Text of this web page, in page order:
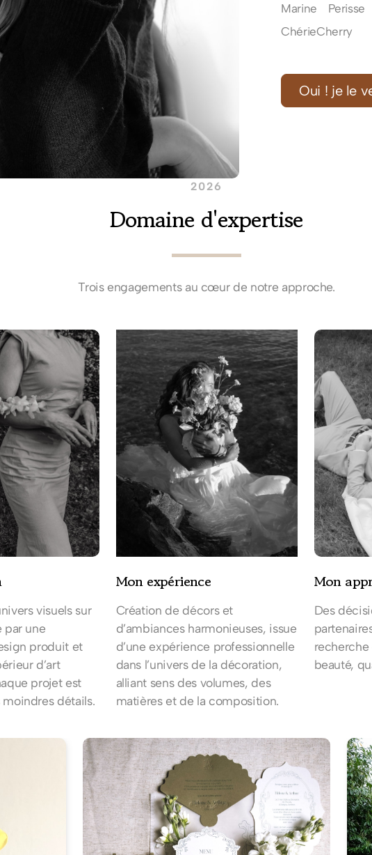
Marine
ChérieCherry
Oui ! je le
2026
Domaine d'expertise
Trois engagements au cœur de notre approche.
visuels sur
par une
produit et
d’art
projet est
moindres détails.
Mon expérience
Création de décors et
d’ambiances harmonieuses, issue
d’une expérience professionnelle
dans l’univers de la décoration,
alliant sens des volumes, des
matières et de la composition.
Mon
Des
recherche
beauté,